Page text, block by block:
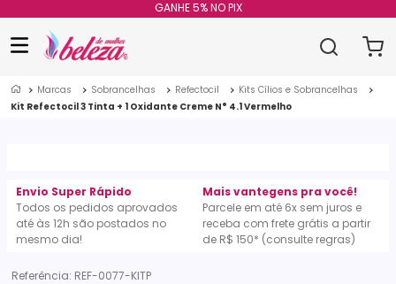
GANHE 5% NO PIX
Marcas Sobrancelhas Refectocil
Kits Cílios e Sobrancelhas
Kit Refectocil 3 Tinta + 1 Oxidante Creme N° 4.1 Vermelho
Envio Super Rápido
Todos os pedidos aprovados
até às 12h são postados no
mesmo dia!
Mais vantegens pra você!
Parcele em até 6x sem juros e
receba com frete grátis a partir
de R$ 150* (consulte regras)
Referência: REF-0077-KITP